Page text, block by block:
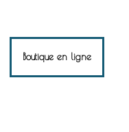
Boutique en ligne